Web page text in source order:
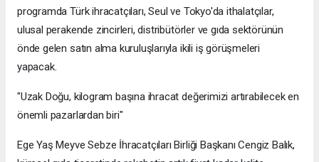
programda Türk ihracatçıları, Seul ve Tokyo'da ithalatçılar,
ulusal perakende zincirleri, distribütörler ve gıda sektörünün
önde gelen satın alma kuruluşlarıyla ikili iş görüşmeleri
yapacak.
"Uzak Doğu, kilogram başına ihracat değerimizi artırabilecek en
önemli pazarlardan biri"
Ege Yaş Meyve Sebze İhracatçıları Birliği Başkanı Cengiz Balık,